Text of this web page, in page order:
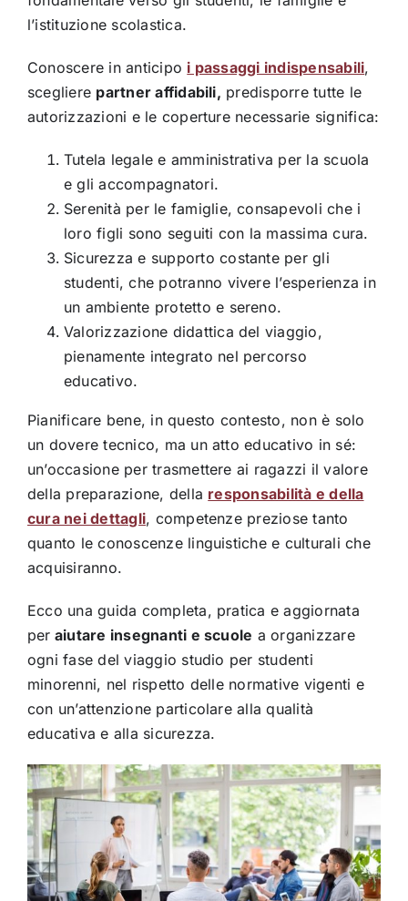
l’istituzione scolastica.
Conoscere in anticipo i passaggi indispensabili,
scegliere partner affidabili, predisporre tutte le
autorizzazioni e le coperture necessarie significa:
Tutela legale e amministrativa per la scuola
e gli accompagnatori.
Serenità per le famiglie, consapevoli che i
loro figli sono seguiti con la massima cura.
Sicurezza e supporto costante per gli
studenti, che potranno vivere l’esperienza in
un ambiente protetto e sereno.
Valorizzazione didattica del viaggio,
pienamente integrato nel percorso
educativo.
Pianificare bene, in questo contesto, non è solo
un dovere tecnico, ma un atto educativo in sé:
un’occasione per trasmettere ai ragazzi il valore
della preparazione, della responsabilità e della
cura nei dettagli, competenze preziose tanto
quanto le conoscenze linguistiche e culturali che
acquisiranno.
Ecco una guida completa, pratica e aggiornata
per aiutare insegnanti e scuole a organizzare
ogni fase del viaggio studio per studenti
minorenni, nel rispetto delle normative vigenti e
con un’attenzione particolare alla qualità
educativa e alla sicurezza.